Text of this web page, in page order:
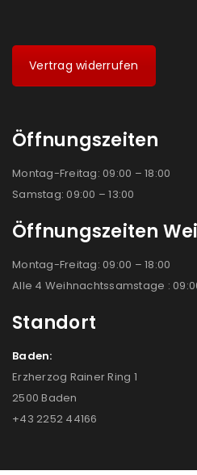
Vertrag widerrufen
Öffnungszeiten
Montag-Freitag: 09:00 – 18:00
Samstag: 09:00 – 13:00
Öffnungszeiten
Montag-Freitag: 09:00 – 18:00
Alle 4 Weihnachtssamstage :
Standort
Baden:
Erzherzog Rainer Ring 1
2500 Baden
+43 2252 44166